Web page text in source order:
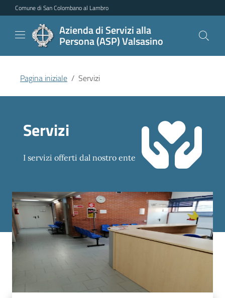
Vai al contenuto principale
Vai al menu di navigazione
Vai al piede di pagina
Comune di San Colombano al Lambro
Azienda di Servizi alla
Persona (ASP) Valsasino
Pagina iniziale Servizi
Servizi
I servizi offerti dal nostro ente